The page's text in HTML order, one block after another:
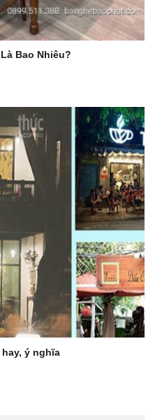
Bao Nhiêu?
ý nghĩa